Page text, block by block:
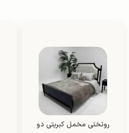
روتختی مخمل کبریتی دو